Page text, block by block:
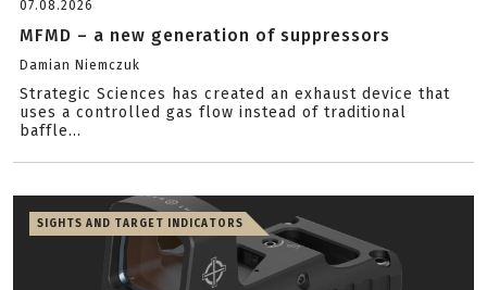
07.08.2026
MFMD – a new generation of suppressors
Damian Niemczuk
Strategic Sciences has created an exhaust device that
uses a controlled gas flow instead of traditional
baffle...
SIGHTS AND TARGET INDICATORS